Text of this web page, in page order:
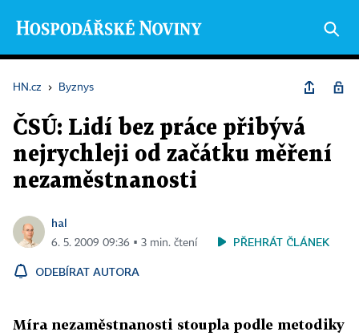
HN.cz › Byznys
ČSÚ: Lidí bez práce přibývá
nejrychleji od začátku měření
nezaměstnanosti
hal
6. 5. 2009 09:36 ▪ 3 min. čtení PŘEHRÁT ČLÁNEK
ODEBÍRAT AUTORA
Míra nezaměstnanosti stoupla podle metodiky